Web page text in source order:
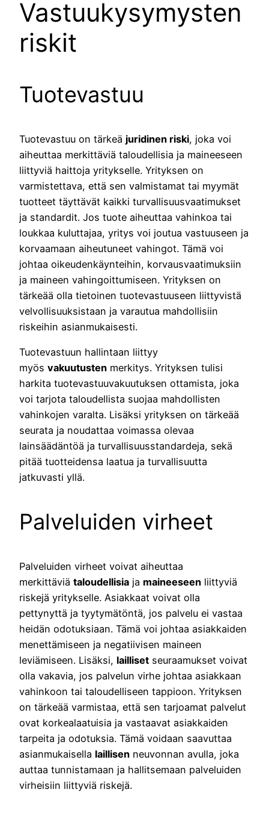
Vastuukysymysten
riskit
Tuotevastuu
Tuotevastuu on tärkeä juridinen riski, joka voi
aiheuttaa merkittäviä taloudellisia ja maineeseen
liittyviä haittoja yritykselle. Yrityksen on
varmistettava, että sen valmistamat tai myymät
tuotteet täyttävät kaikki turvallisuusvaatimukset
ja standardit. Jos tuote aiheuttaa vahinkoa tai
loukkaa kuluttajaa, yritys voi joutua vastuuseen ja
korvaamaan aiheutuneet vahingot. Tämä voi
johtaa oikeudenkäynteihin, korvausvaatimuksiin
ja maineen vahingoittumiseen. Yrityksen on
tärkeää olla tietoinen tuotevastuuseen liittyvistä
velvollisuuksistaan ja varautua mahdollisiin
riskeihin asianmukaisesti.
Tuotevastuun hallintaan liittyy
myös vakuutusten merkitys. Yrityksen tulisi
harkita tuotevastuuvakuutuksen ottamista, joka
voi tarjota taloudellista suojaa mahdollisten
vahinkojen varalta. Lisäksi yrityksen on tärkeää
seurata ja noudattaa voimassa olevaa
lainsäädäntöä ja turvallisuusstandardeja, sekä
pitää tuotteidensa laatua ja turvallisuutta
jatkuvasti yllä.
Palveluiden virheet
Palveluiden virheet voivat aiheuttaa
merkittäviä taloudellisia ja maineeseen liittyviä
riskejä yritykselle. Asiakkaat voivat olla
pettynyttä ja tyytymätöntä, jos palvelu ei vastaa
heidän odotuksiaan. Tämä voi johtaa asiakkaiden
menettämiseen ja negatiivisen maineen
leviämiseen. Lisäksi, lailliset seuraamukset voivat
olla vakavia, jos palvelun virhe johtaa asiakkaan
vahinkoon tai taloudelliseen tappioon. Yrityksen
on tärkeää varmistaa, että sen tarjoamat palvelut
ovat korkealaatuisia ja vastaavat asiakkaiden
tarpeita ja odotuksia. Tämä voidaan saavuttaa
asianmukaisella laillisen neuvonnan avulla, joka
auttaa tunnistamaan ja hallitsemaan palveluiden
virheisiin liittyviä riskejä.